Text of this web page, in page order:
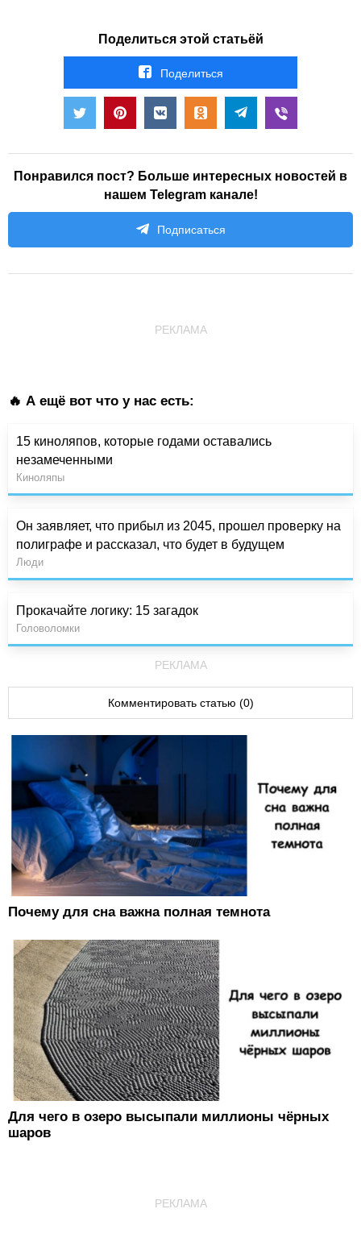
Поделиться этой статьёй
Поделиться
Понравился пост? Больше интересных новостей в
нашем Telegram канале!
Подписаться
РЕКЛАМА
🔥 А ещё вот что у нас есть:
15 киноляпов, которые годами оставались
незамеченными
Киноляпы
Он заявляет, что прибыл из 2045, прошел проверку на
полиграфе и рассказал, что будет в будущем
Люди
Прокачайте логику: 15 загадок
Головоломки
РЕКЛАМА
Комментировать статью (0)
Почему для сна важна полная темнота
Для чего в озеро высыпали миллионы чёрных
шаров
РЕКЛАМА